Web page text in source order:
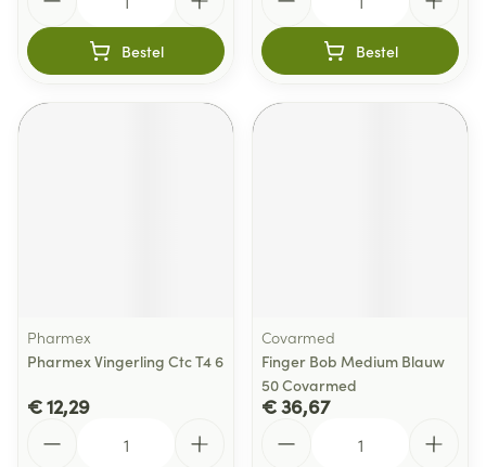
Bestel Bestel
Pharmex
Pharmex Vingerling Ctc T4 6
€ 12,29
Covarmed
Finger Bob Medium Blauw
50 Covarmed
€ 36,67